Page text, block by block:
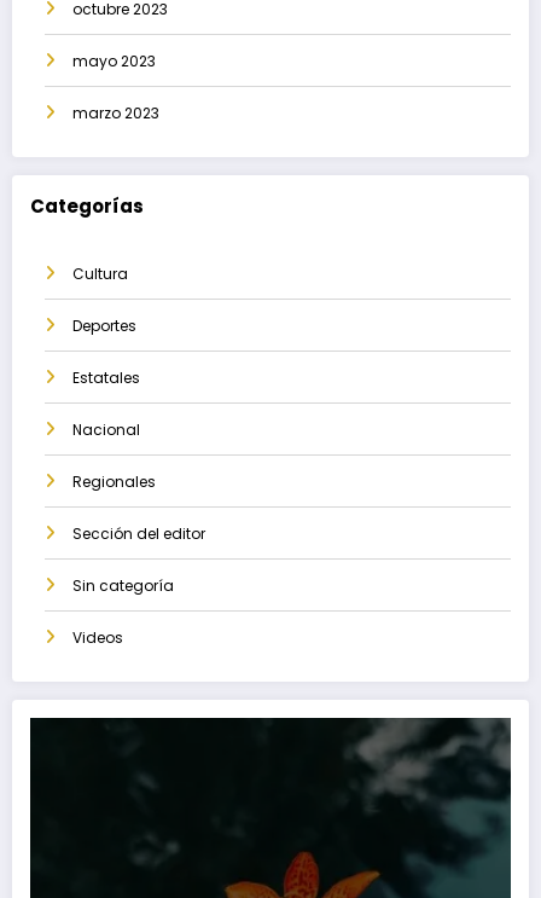
octubre 2023
mayo 2023
marzo 2023
Categorías
Cultura
Deportes
Estatales
Nacional
Regionales
Sección del editor
Sin categoría
Videos